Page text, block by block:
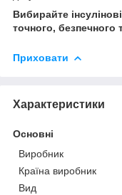
Вибирайте
точного, безпечного
Приховати
Характеристики
Основні
Виробник
Країна виробник
Вид